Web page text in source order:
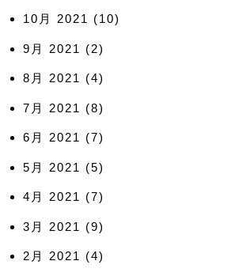
10月 2021 (10)
9月 2021 (2)
8月 2021 (4)
7月 2021 (8)
6月 2021 (7)
5月 2021 (5)
4月 2021 (7)
3月 2021 (9)
2月 2021 (4)